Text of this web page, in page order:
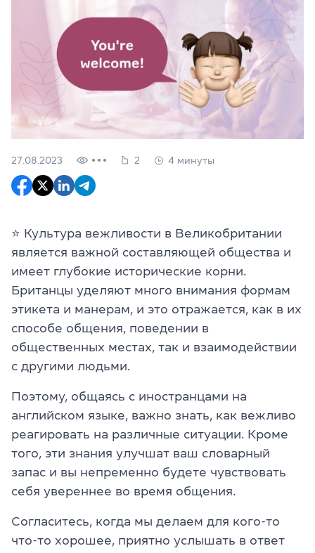
27.08.2023 2 4 минуты
⭐️ Культура вежливости в Великобритании
является важной составляющей общества и
имеет глубокие исторические корни.
Британцы уделяют много внимания формам
этикета и манерам, и это отражается, как в их
способе общения, поведении в
общественных местах, так и взаимодействии
с другими людьми.
Поэтому, общаясь с иностранцами на
английском языке, важно знать, как вежливо
реагировать на различные ситуации. Кроме
того, эти знания улучшат ваш словарный
запас и вы непременно будете чувствовать
себя увереннее во время общения.
Согласитесь, когда мы делаем для кого-то
что-то хорошее, приятно услышать в ответ